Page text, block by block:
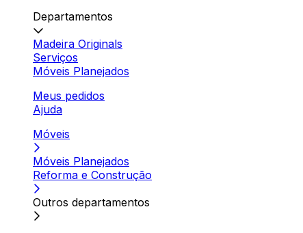
Departamentos
Madeira Originals
Serviços
Móveis Planejados
Meus pedidos
Ajuda
Móveis
Móveis Planejados
Reforma e Construção
Outros departamentos